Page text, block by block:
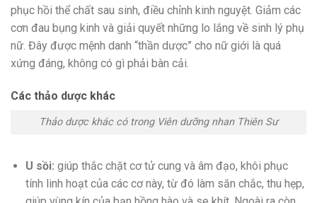
phục hồi thể chất sau sinh, điều chỉnh kinh nguyệt. Giảm các
cơn đau bụng kinh và giải quyết những lo lắng về sinh lý phụ
nữ. Đây được mệnh danh “thần dược” cho nữ giới là quá
xứng đáng, không có gì phải bàn cải.
Các thảo dược khác
Thảo dược khác có trong Viên dưỡng nhan Thiên Sư
U sồi: giúp thắc chặt cơ tử cung và âm đạo, khôi phục
tính linh hoạt của các cơ này, từ đó làm săn chắc, thu hẹp,